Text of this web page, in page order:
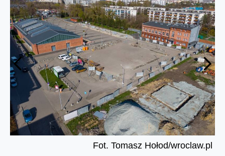
Fot. Tomasz Hołod/wroclaw.pl